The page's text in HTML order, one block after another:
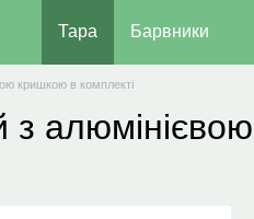
Тара Барвники
кришкою в комплекті